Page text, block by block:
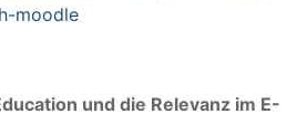
moodle
und die Relevanz im E-